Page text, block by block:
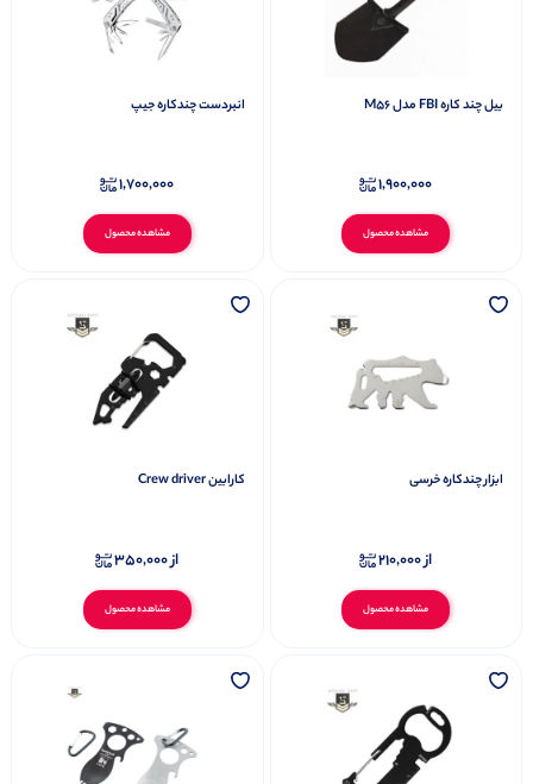
بیل چند کاره FBI مدل M56
مشاهده محصول
1,900,000
انبردست چندکاره جیپ
مشاهده محصول
1,700,000
ابزار چندکاره خرسی
مشاهده محصول
از210,000
کارابین Crew driver
مشاهده محصول
از350,000